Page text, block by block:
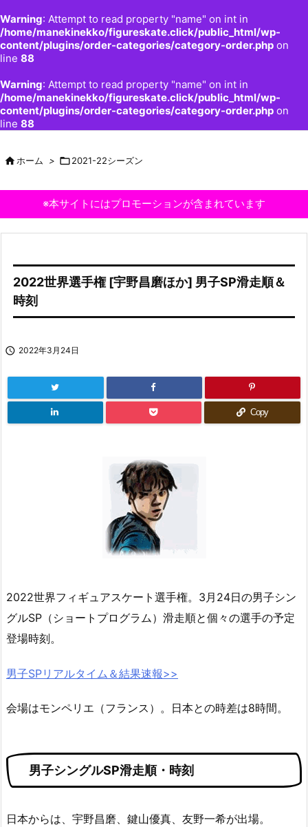
Warning: Attempt to read property "name" on int in
/home/manekinekko/figureskate.click/public_html/wp-
content/plugins/order-categories/category-order.php on
line 88
Warning: Attempt to read property "name" on int in
/home/manekinekko/figureskate.click/public_html/wp-
content/plugins/order-categories/category-order.php on
line 88
ホーム > 2021-22シーズン
※本サイトにはプロモーションが含まれています
2022世界選手権 [宇野昌磨ほか] 男子SP滑走順＆
時刻
 2022年3月24日
Copy
2022世界フィギュアスケート選手権。3月24日の男子シン
グルSP（ショートプログラム）滑走順と個々の選手の予定
登場時刻。
男子SPリアルタイム＆結果速報>>
会場はモンペリエ（フランス）。日本との時差は8時間。
男子シングルSP滑走順・時刻
日本からは、宇野昌磨、鍵山優真、友野一希が出場。